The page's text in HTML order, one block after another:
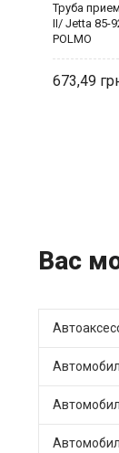
Труба
II/ Jetta 85-
POLMO
673,49
Вас